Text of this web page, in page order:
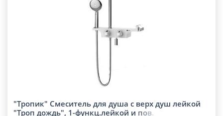
"Тропик" Смеситель для душа с верх душ лейкой
"Троп дождь", 1-функц.лейкой и пов.